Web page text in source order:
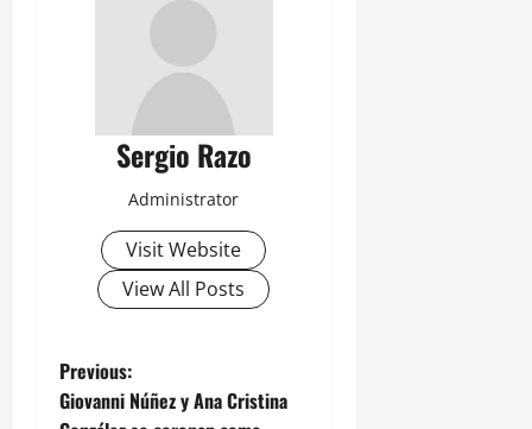
Sergio Razo
Administrator
Visit Website
View All Posts
P
Previous:
Giovanni Núñez y Ana Cristina